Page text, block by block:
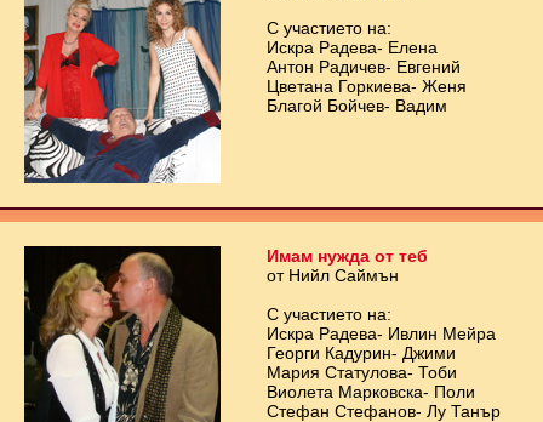
С участието на:
Искра Радева- Елена
Антон Радичев- Евгений
Цветана Горкиева- Женя
Благой Бойчев- Вадим
Имам нужда от теб
от Нийл Саймън
С участието на:
Искра Радева- Ивлин Мейра
Георги Кадурин- Джими
Мария Статулова- Тоби
Виолета Марковска- Поли
Стефан Стефанов- Лу Танър